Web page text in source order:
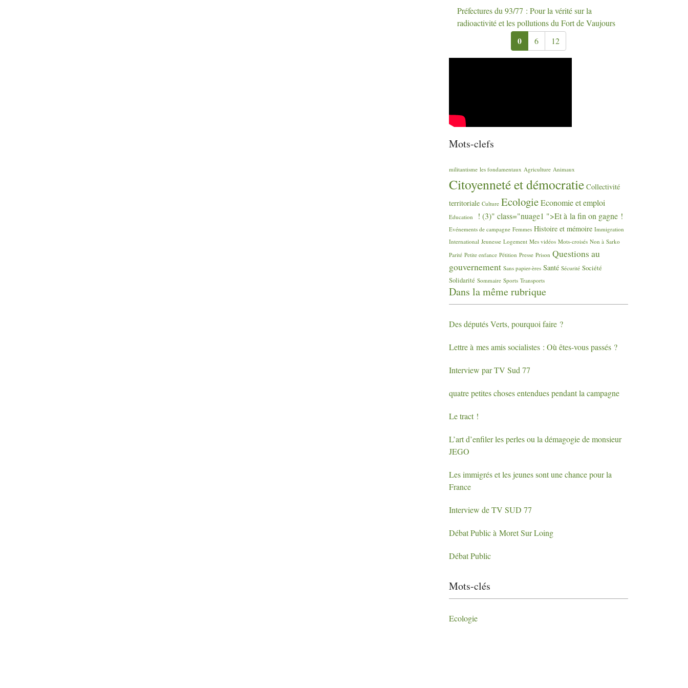
Préfectures du 93/77 : Pour la vérité sur la
radioactivité et les pollutions du Fort de Vaujours
0 6 12
Mots-clefs
militantisme les fondamentaux Agriculture Animaux
Citoyenneté et démocratie Collectivité
territoriale Culture EcologieEconomie et emploi
Education ! (3)" class="nuage1 ">Et à la fin on gagne !
Evénements de campagne Femmes Histoire et mémoire Immigration
International Jeunesse Logement Mes vidéos Mots-croisés Non à Sarko
Parité Petite enfance Pétition Presse Prison Questions au
gouvernement Sans papier-ères Santé Sécurité Société
Solidarité Sommaire Sports Transports
Dans la même rubrique
Des députés Verts, pourquoi faire ?
Lettre à mes amis socialistes : Où êtes-vous passés ?
Interview parTV Sud 77
quatre petites choses entendues pendant la campagne
Le tract !
L’art d’enfiler les perles ou la démagogie de monsieur
JEGO
Les immigrés et les jeunes sont une chance pour la
France
Interview deTV SUD 77
Débat Public à Moret Sur Loing
Débat Public
Mots-clés
Ecologie